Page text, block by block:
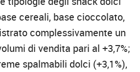
cereali, base cioccolato,
complessivamente un
di vendita pari al +3,7%;
spalmabili dolci (+3,1%),